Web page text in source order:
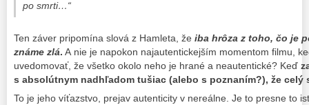
po smrti…“
Ten záver pripomína slová z Hamleta, že iba hrôza z toho, čo je
známe zlá. A nie je napokon najautentickejším momentom filmu,
uvedomovať, že všetko okolo neho je hrané a neautentické? Keď
s absolútnym nadhľadom tušiac (alebo s poznaním?), že
To je jeho víťazstvo, prejav autenticity v nereálne. Je to presne to